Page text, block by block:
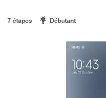
7 étapes Débutant